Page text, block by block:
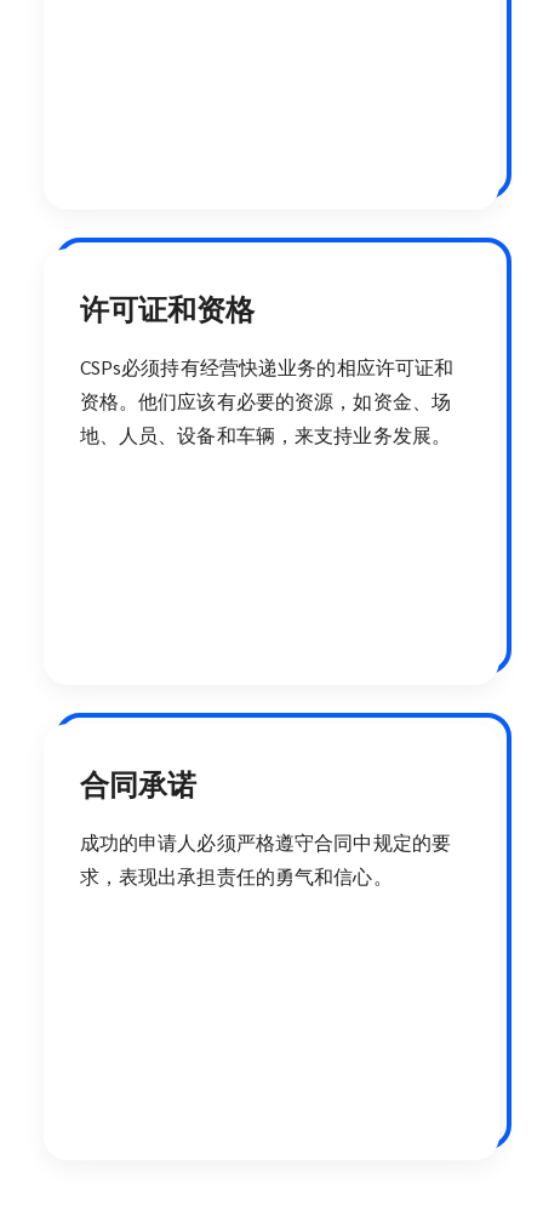
许可证和资格
CSPs必须持有经营快递业务的相应许可证和
资格。他们应该有必要的资源，如资金、场
地、人员、设备和车辆，来支持业务发展。
合同承诺
成功的申请人必须严格遵守合同中规定的要
求，表现出承担责任的勇气和信心。